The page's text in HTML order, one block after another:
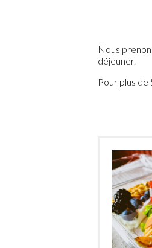
Nous
déjeuner.
Pour plus de